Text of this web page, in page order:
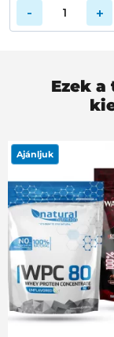
- +
Ezek
Ajánljuk